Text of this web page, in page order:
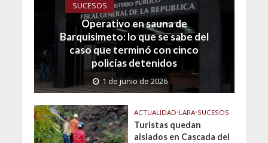
SUCESOS
Operativo en sauna de
Barquisimeto: lo que se sabe del
caso que terminó con cinco
policías detenidos
1 de junio de 2026
ACTUALIDAD•LARA•SUCESOS
Turistas quedan
aislados en Cascada del